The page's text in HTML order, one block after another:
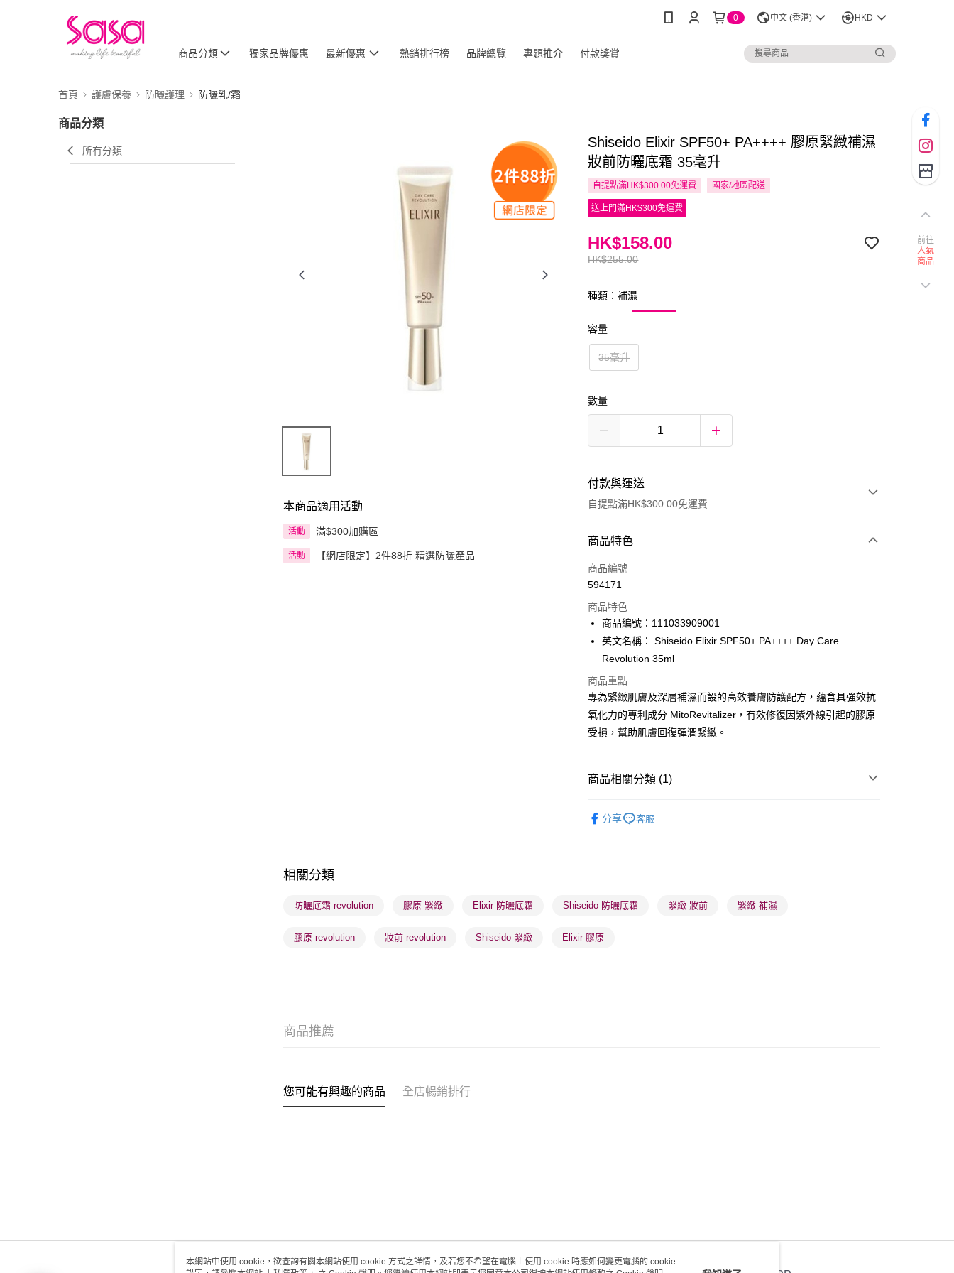
0 中文 (香港) HKD
商品分類 獨家品牌優惠 最新優惠 熱銷排行榜 品牌總覽 專題推介 付款獎賞
首頁 護膚保養 防曬護理 防曬乳/霜
商品分類
所有分類
本商品適用活動
活動 滿$300加購區
活動 【網店限定】2件88折 精選防曬產品
Shiseido Elixir SPF50+ PA++++ 膠原緊緻補濕
妝前防曬底霜 35毫升
自提點滿HK$300.00免運費 國家/地區配送
送上門滿HK$300免運費
HK$255.00
HK$158.00
種類：補濕
容量
35毫升
數量
付款與運送
自提點滿HK$300.00免運費
付款方式
信用卡
AlipayHK
PayMe
BoC Pay
順豐站及營業點 - 確認發貨後1-3個工作天送達
每筆HK$65.00，滿HK$300.00或以上免運費
取。逾期會取消訂單，並不會安排重寄
商品特色
商品編號
594171
商品特色
商品編號：111033909001
英文名稱： Shiseido Elixir SPF50+ PA++++ Day Care
Revolution 35ml
商品重點
專為緊緻肌膚及深層補濕而設的高效養膚防護配方，蘊含具強效抗
氧化力的專利成分 MitoRevitalizer，有效修復因紫外線引起的膠原
受損，幫助肌膚回復彈潤緊緻。
商品相關分類 (1)
分享
客服
相關分類
防曬底霜 revolution 膠原 緊緻 Elixir 防曬底霜 Shiseido 防曬底霜 緊緻 妝前 緊緻 補濕
膠原 revolution 妝前 revolution Shiseido 緊緻 Elixir 膠原
商品推薦
您可能有興趣的商品 全店暢銷排行
前往
人氣
商品
本網站中使用 cookie，欲查詢有關本網站使用 cookie 方式之詳情，及若您不希望在電腦上使用 cookie 時應如何變更電腦的 cookie